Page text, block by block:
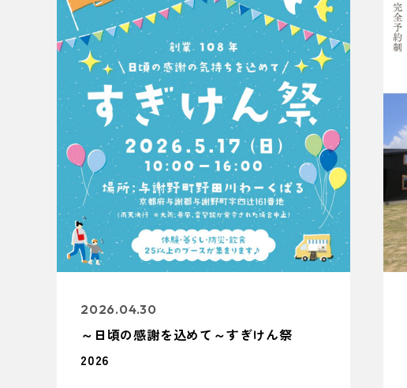
2026.04.30
～日頃の感謝を込めて～すぎけん祭
2026